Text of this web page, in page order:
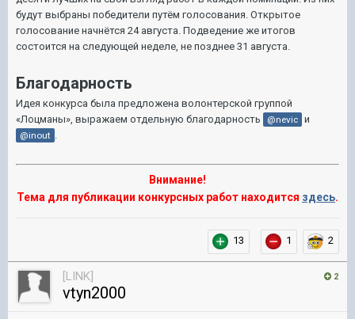
будут выбраны победители путём голосования. Открытое
голосование начнётся 24 августа. Подведение же итогов
состоится на следующей неделе, не позднее 31 августа.
Благодарность
Идея конкурса была предложена волонтерской группой
«Лоцманы», выражаем отдельную благодарность
@nevic и
@inout
Внимание!
Тема для публикации конкурсных работ находится здесь.
13 1 2
2
[LINK]
vtyn2000